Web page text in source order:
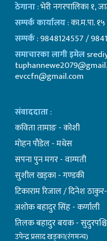
ठेगाना: भेरी नगरपालिका १,
सम्पर्क कार्यालय: का.म.पा.
सम्पर्क: 9848124557 /
समाचारका लागी इमेल
evccfn@gmail.com
संवाददाता:
कविता तामाङ - कोशी
माेहन पाैडेल - मधेस
सपना पुन मगर - वाग्मती
सुशील खड्का - गण्डकी
टिकाराम रिजाल / दिनेश
अशाेक बहादुर सिंह - कर्णाली
तिलक बहादुर बयक -
उपेन्द्र प्रसाद खड्का(रंगमन्च)